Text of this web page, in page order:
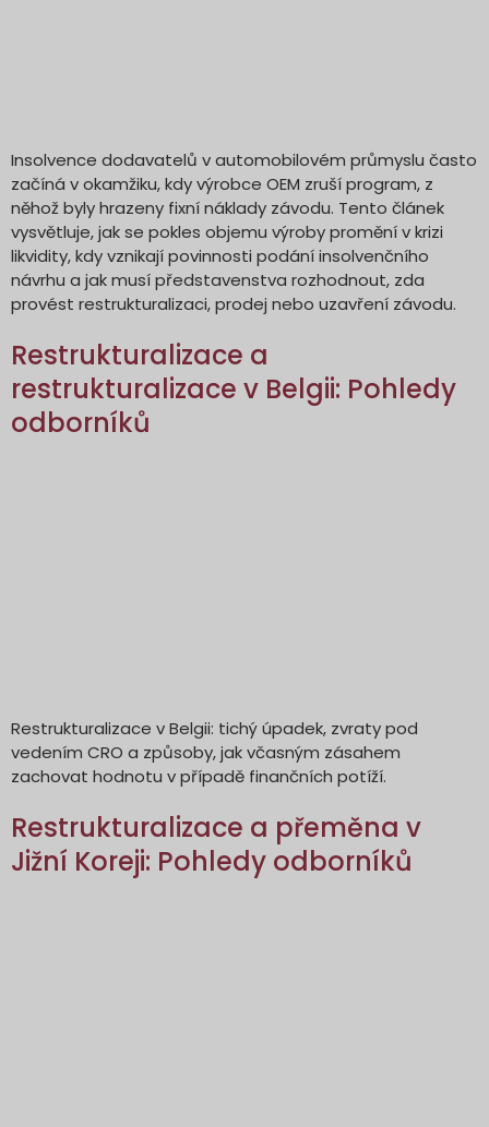
Insolvence dodavatelů v automobilovém průmyslu často
začíná v okamžiku, kdy výrobce OEM zruší program, z
něhož byly hrazeny fixní náklady závodu. Tento článek
vysvětluje, jak se pokles objemu výroby promění v krizi
likvidity, kdy vznikají povinnosti podání insolvenčního
návrhu a jak musí představenstva rozhodnout, zda
provést restrukturalizaci, prodej nebo uzavření závodu.
Restrukturalizace a
restrukturalizace v Belgii: Pohledy
odborníků
Restrukturalizace v Belgii: tichý úpadek, zvraty pod
vedením CRO a způsoby, jak včasným zásahem
zachovat hodnotu v případě finančních potíží.
Restrukturalizace a přeměna v
Jižní Koreji: Pohledy odborníků